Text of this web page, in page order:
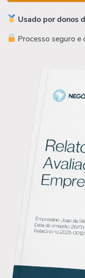
Usado por donos
Processo seguro e